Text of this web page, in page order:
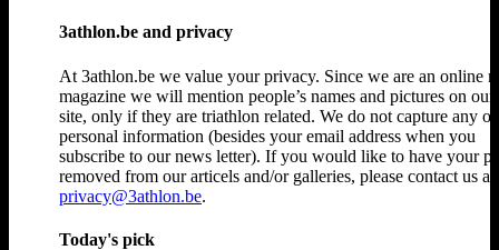
3athlon.be and privacy
At 3athlon.be we value your privacy. Since we are an online
magazine we will mention people’s names and pictures on
site, only if they are triathlon related. We do not capture any
personal information (besides your email address when you
subscribe to our news letter). If you would like to have your
removed from our articels and/or galleries, please contact us at
privacy@3athlon.be.
Today's pick